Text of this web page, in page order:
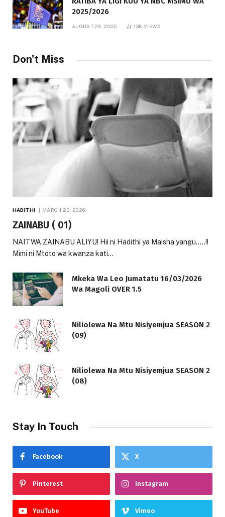
2025/2026
AUGUST 29, 2025 13KVIEWS
Don't Miss
HADITHI MARCH 23, 2026
ZAINABU ( 01)
NAITWA ZAINABU ALIYU! Hii ni Hadithi ya Maisha yangu…..!!
Mimi ni Mtoto wa kwanza kati…
Mkeka Wa Leo Jumatatu 16/03/2026
Wa Magoli OVER 1.5
Niliolewa Na Mtu Nisiyemjua SEASON 2
(09)
Niliolewa Na Mtu Nisiyemjua SEASON 2
(08)
Stay In Touch
Facebook X
Pinterest Instagram
YouTube Vimeo